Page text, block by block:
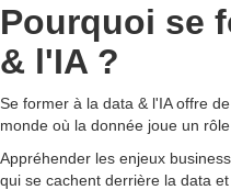
Pourquoi se
& l'IA ?
Se former à la data & l'IA offre
monde où la donnée joue un
Appréhender les enjeux business
qui se cachent derrière la data et